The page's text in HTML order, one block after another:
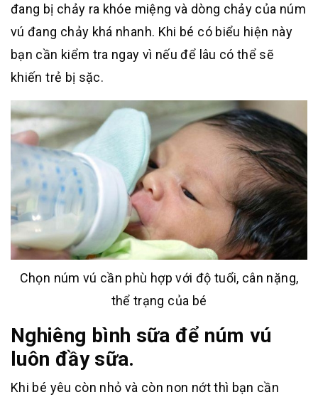
đang bị chảy ra khóe miệng và dòng chảy của núm
vú đang chảy khá nhanh. Khi bé có biểu hiện này
bạn cần kiểm tra ngay vì nếu để lâu có thể sẽ
khiến trẻ bị sặc.
Chọn núm vú cần phù hợp với độ tuổi, cân nặng,
thể trạng của bé
Nghiêng bình sữa để núm vú
luôn đầy sữa.
Khi bé yêu còn nhỏ và còn non nớt thì bạn cần